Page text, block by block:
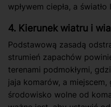
wpływem ciepła, a światło
4. Kierunek wiatru i
Podstawową zasadą
strumień zapachów
terenami podmokłymi,
jaja komarów, a
środowisko wolne od